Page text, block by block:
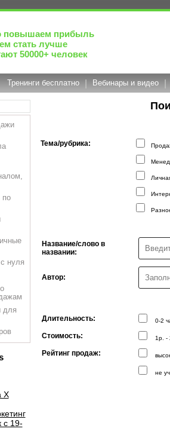
повышаем прибыль
стать лучше
50000+ человек
Тренинги бесплатно Вебинары и видео
по
нуля
для
Х
с 19-
Тема/рубрика:
Название/слово в
названии:
Автор:
Длительность: 0-2
Стоимость: 1р. -
Рейтинг продаж:
не